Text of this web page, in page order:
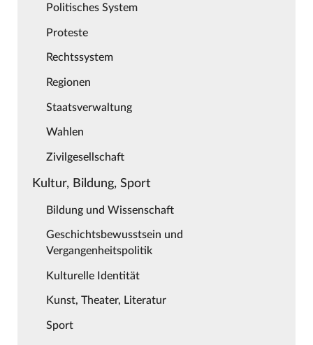
Politisches System
Proteste
Rechtssystem
Regionen
Staatsverwaltung
Wahlen
Zivilgesellschaft
Kultur, Bildung, Sport
Bildung und Wissenschaft
Geschichtsbewusstsein und
Vergangenheitspolitik
Kulturelle Identität
Kunst, Theater, Literatur
Sport